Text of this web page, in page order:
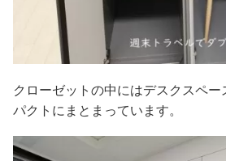
クローゼットの中にはデスクスペ
パクトにまとまっています。